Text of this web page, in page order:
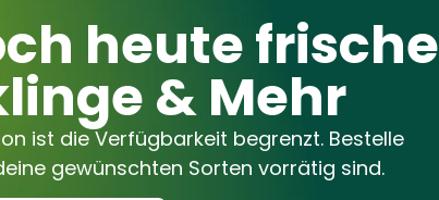
heute frische
& Mehr
ist die Verfügbarkeit begrenzt. Bestelle
gewünschten Sorten vorrätig sind.